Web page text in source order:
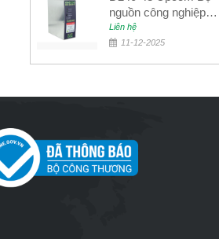
nguồn công nghiệp
đầu ra đơn 240W
48VDC
Liên hệ
11-12-2025